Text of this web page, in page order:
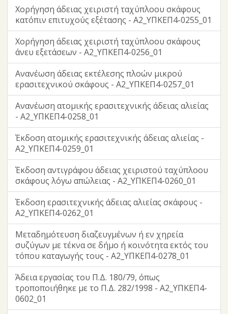
Χορήγηση άδειας χειριστή ταχύπλοου σκάφους
κατόπιν επιτυχούς εξέτασης - Α2_ΥΠΚΕΠ4-0255_01
Χορήγηση άδειας χειριστή ταχύπλοου σκάφους
άνευ εξετάσεων - Α2_ΥΠΚΕΠ4-0256_01
Ανανέωση άδειας εκτέλεσης πλοών μικρού
ερασιτεχνικού σκάφους - Α2_ΥΠΚΕΠ4-0257_01
Ανανέωση ατομικής ερασιτεχνικής άδειας αλιείας
- Α2_ΥΠΚΕΠ4-0258_01
Έκδοση ατομικής ερασιτεχνικής άδειας αλιείας -
Α2_ΥΠΚΕΠ4-0259_01
Έκδοση αντιγράφου άδειας χειριστού ταχύπλοου
σκάφους λόγω απώλειας - Α2_ΥΠΚΕΠ4-0260_01
Έκδοση ερασιτεχνικής άδειας αλιείας σκάφους -
Α2_ΥΠΚΕΠ4-0262_01
Μεταδημότευση διαζευγμένων ή εν χηρεία
συζύγων με τέκνα σε δήμο ή κοινότητα εκτός του
τόπου καταγωγής τους - Α2_ΥΠΚΕΠ4-0278_01
Άδεια εργασίας του Π.Δ. 180/79, όπως
τροποποιήθηκε με το Π.Δ. 282/1998 - Α2_ΥΠΚΕΠ4-
0602_01